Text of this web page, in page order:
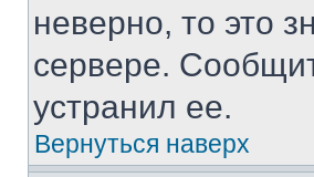
неверно, то это
сервере.
устранил ее.
Вернуться наверх